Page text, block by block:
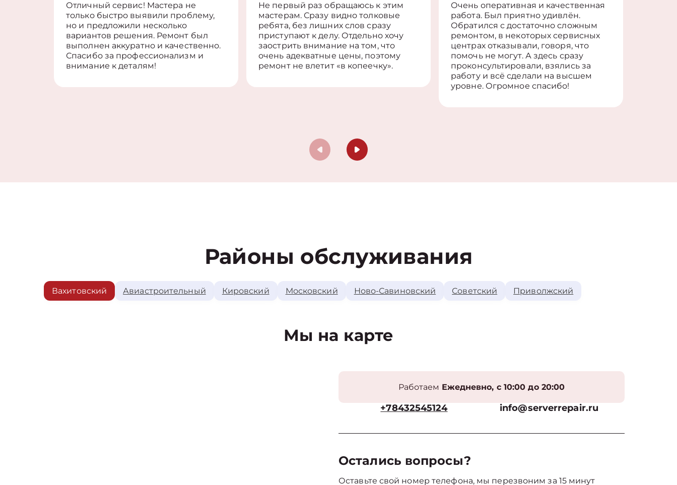
Отличный сервис! Мастера не
только быстро выявили проблему,
но и предложили несколько
вариантов решения. Ремонт был
выполнен аккуратно и качественно.
Спасибо за профессионализм и
внимание к деталям!
Не первый раз обращаюсь к этим
мастерам. Сразу видно толковые
ребята, без лишних слов сразу
приступают к делу. Отдельно хочу
заострить внимание на том, что
очень адекватные цены, поэтому
ремонт не влетит «в копеечку».
Очень оперативная и качественная
работа. Был приятно удивлён.
Обратился с достаточно сложным
ремонтом, в некоторых сервисных
центрах отказывали, говоря, что
помочь не могут. А здесь сразу
проконсультировали, взялись за
работу и всё сделали на высшем
уровне. Огромное спасибо!
Районы обслуживания
Вахитовский Авиастроительный Кировский Московский Ново-Савиновский Советский Приволжский
Мы на карте
Работаем Ежедневно, с 10:00 до 20:00
+78432545124 info@serverrepair.ru
Остались вопросы?
Оставьте свой номер телефона, мы перезвоним за 15 минут